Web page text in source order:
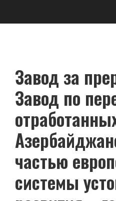
навигации
Завод за
Завод по
частью
системы